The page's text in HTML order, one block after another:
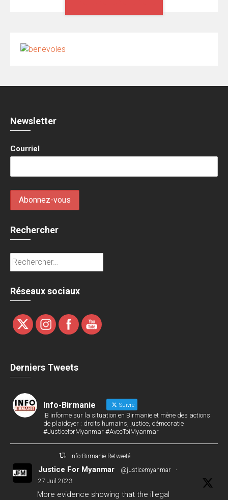
Newsletter
Courriel
Rechercher
Rechercher :
Réseaux sociaux
Derniers Tweets
Info-Birmanie Suivre
IB informe sur la situation en Birmanie et mène des actions
de plaidoyer : droits humains, justice, démocratie
#JusticeforMyanmar #AvecToiMyanmar
Info-Birmanie Retweeté
Justice For Myanmar @justicemyanmar
·
27 Juil 2023
More evidence showing that the illegal